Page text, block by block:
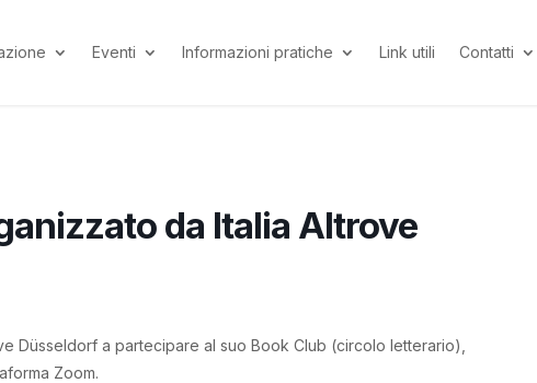
Eventi Informazioni pratiche Link utili Contatti
da Italia Altrove
Düsseldorf a partecipare al suo Book Club (circolo letterario),
Zoom.